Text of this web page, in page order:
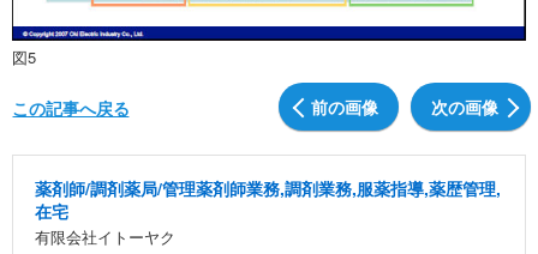
図5
前の画像 次の画像
この記事へ戻る
薬剤師/調剤薬局/管理薬剤師業務,調剤業務,服薬指導,薬歴管理,
在宅
有限会社イトーヤク